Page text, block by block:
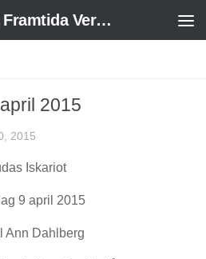
Välkomna till en Ny Framtida Verklighet
2015
2015
Iskariot
9 april 2015
Ann Dahlberg